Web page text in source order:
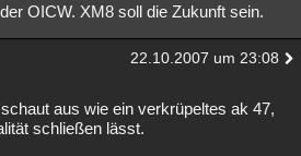
OICW. XM8 soll die Zukunft sein.
22.10.2007 um 23:08
aus wie ein verkrüpeltes ak 47,
schließen lässt.